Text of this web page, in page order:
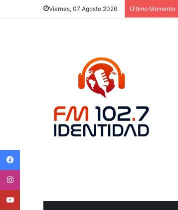
Viernes, 07 Agosto 2026 Último Momento